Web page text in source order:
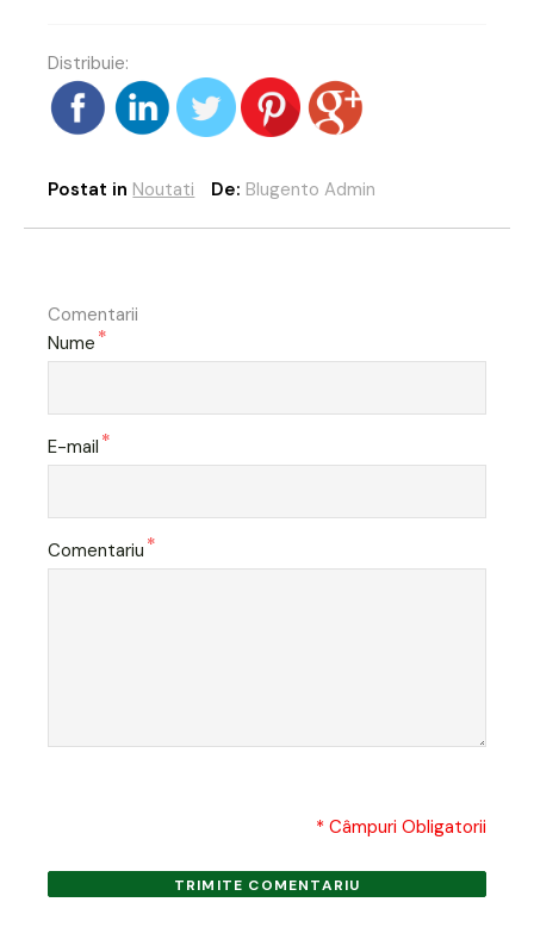
Distribuie:
Postat in Noutati De: Blugento Admin
Comentarii
Nume *
E-mail *
Comentariu *
* Câmpuri Obligatorii
TRIMITE COMENTARIU